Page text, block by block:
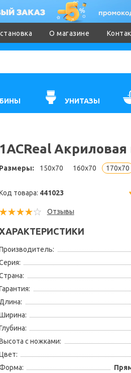
О магазине
УНИТАЗЫ
1ACReal
Размеры: 150x70 160x70 170x70
товара: 441023
Отзывы
Длина:
с ножками: